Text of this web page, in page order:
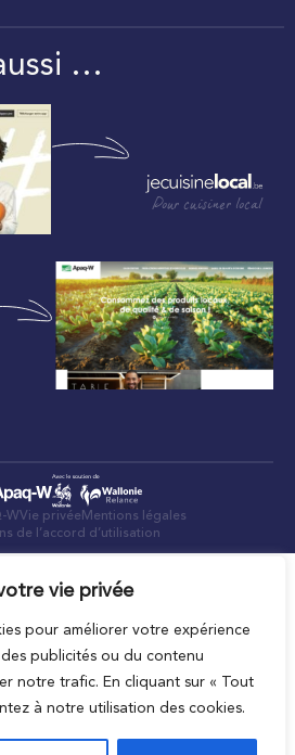
vie privée
pour améliorer votre expérience
publicités ou du contenu
notre trafic. En cliquant sur « Tout
à notre utilisation des cookies.
…
Pour cuisiner local
WVie privée Mentions légales
de l’accord d’utilisation